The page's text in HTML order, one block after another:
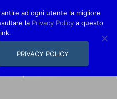
089 230611
ad ogni utente la migliore
la Privacy Policy a questo
PRIVACY POLICY